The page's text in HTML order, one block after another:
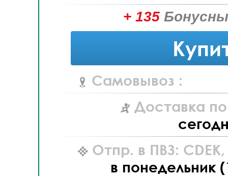
+ 135
Самовывоз :
Доставка
Отпр. в ПВЗ: CDEK,
в понедельник